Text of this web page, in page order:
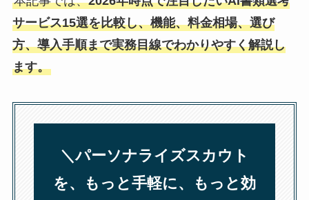
サービス15選を比較し、機能、料金相場、選び
方、導入手順まで実務目線でわかりやすく解説し
ます。
＼パーソナライズスカウト
を、もっと手軽に、もっと効